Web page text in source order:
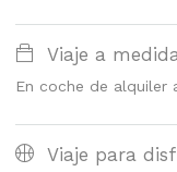
Viaje a
En coche de alquiler
Viaje para